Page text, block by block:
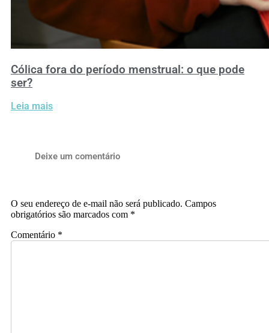
Cólica fora do período menstrual: o que pode
ser?
Leia mais
Deixe um comentário
O seu endereço de e-mail não será publicado. Campos
obrigatórios são marcados com *
Comentário *